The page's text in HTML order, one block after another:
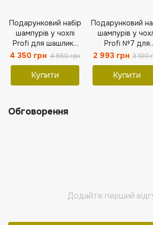
Подарунковий набір
шампурів у чохлі
Profi для шашлику
та барбекю
Подарунок
чоловікові
4 350 грн 4 850 грн
Купити
Подарунковий
шампурів у
Profi №7 для
шашлику та
Подарунок
чоловікові
2 993 грн 3 100
Купити
Обговорення
Додайте перший